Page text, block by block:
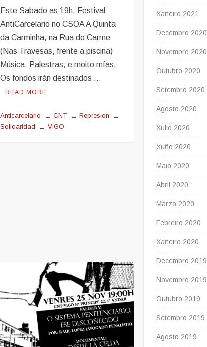
Este Sabado as 19h, Festival
AntiCarcelario no CSOA A Quinta
da Carminha, na Rua do Carme
(Nas Travesas, frente a piscina)
Música, Palestras, e moito mías.
Os fondos irán destinados …
READ MORE
Anticarcelario CNT
Represion
Solidaridad
VIGO
Xaneiro 2021
Decembro 2020
Novembro 2020
Outubro 2020
Setembro 2020
Agosto 2020
Xullo 2020
Xuño 2020
Maio 2020
Abril 2020
Marzo 2020
Febreiro 2020
Xaneiro 2020
Decembro 2019
Novembro 2019
Outubro 2019
Setembro 2019
Agosto 2019